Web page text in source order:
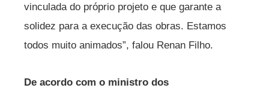
vinculada do próprio projeto e que garante a
solidez para a execução das obras. Estamos
todos muito animados”, falou Renan Filho.
De acordo com o ministro dos